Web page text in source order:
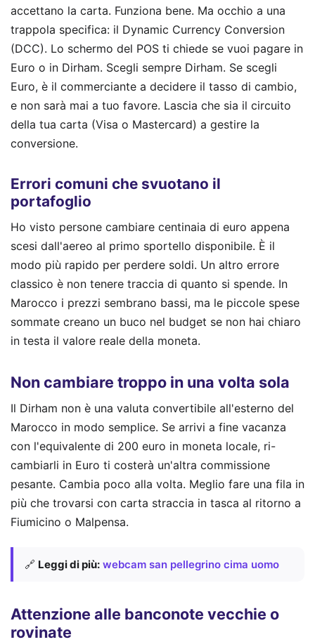
accettano la carta. Funziona bene. Ma occhio a una
trappola specifica: il Dynamic Currency Conversion
(DCC). Lo schermo del POS ti chiede se vuoi pagare in
Euro o in Dirham. Scegli sempre Dirham. Se scegli
Euro, è il commerciante a decidere il tasso di cambio,
e non sarà mai a tuo favore. Lascia che sia il circuito
della tua carta (Visa o Mastercard) a gestire la
conversione.
Errori comuni che svuotano il
portafoglio
Ho visto persone cambiare centinaia di euro appena
scesi dall'aereo al primo sportello disponibile. È il
modo più rapido per perdere soldi. Un altro errore
classico è non tenere traccia di quanto si spende. In
Marocco i prezzi sembrano bassi, ma le piccole spese
sommate creano un buco nel budget se non hai chiaro
in testa il valore reale della moneta.
Non cambiare troppo in una volta sola
Il Dirham non è una valuta convertibile all'esterno del
Marocco in modo semplice. Se arrivi a fine vacanza
con l'equivalente di 200 euro in moneta locale, ri-
cambiarli in Euro ti costerà un'altra commissione
pesante. Cambia poco alla volta. Meglio fare una fila in
più che trovarsi con carta straccia in tasca al ritorno a
Fiumicino o Malpensa.
🔗 Leggi di più: webcam san pellegrino cima uomo
Attenzione alle banconote vecchie o
rovinate